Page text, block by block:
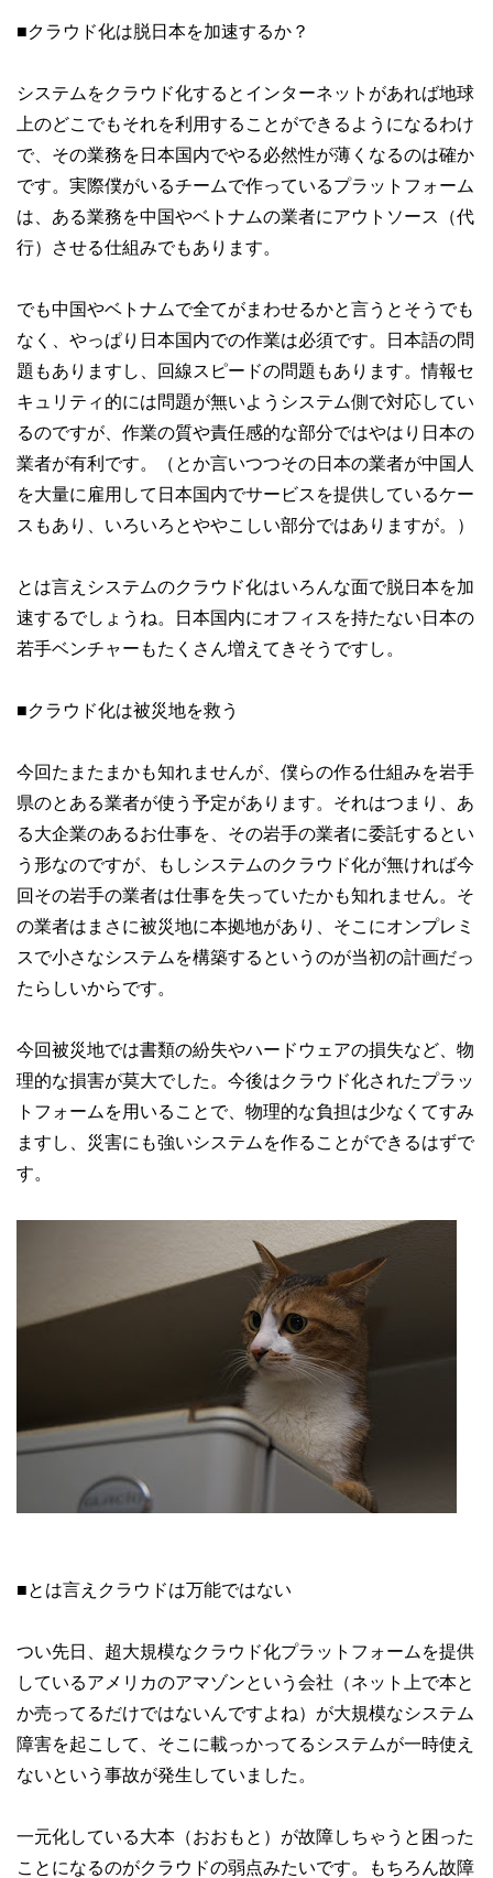
■クラウド化は脱日本を加速するか？
システムをクラウド化するとインターネットがあれば地球
上のどこでもそれを利用することができるようになるわけ
で、その業務を日本国内でやる必然性が薄くなるのは確か
です。実際僕がいるチームで作っているプラットフォーム
は、ある業務を中国やベトナムの業者にアウトソース（代
行）させる仕組みでもあります。
でも中国やベトナムで全てがまわせるかと言うとそうでも
なく、やっぱり日本国内での作業は必須です。日本語の問
題もありますし、回線スピードの問題もあります。情報セ
キュリティ的には問題が無いようシステム側で対応してい
るのですが、作業の質や責任感的な部分ではやはり日本の
業者が有利です。（とか言いつつその日本の業者が中国人
を大量に雇用して日本国内でサービスを提供しているケー
スもあり、いろいろとややこしい部分ではありますが。）
とは言えシステムのクラウド化はいろんな面で脱日本を加
速するでしょうね。日本国内にオフィスを持たない日本の
若手ベンチャーもたくさん増えてきそうですし。
■クラウド化は被災地を救う
今回たまたまかも知れませんが、僕らの作る仕組みを岩手
県のとある業者が使う予定があります。それはつまり、あ
る大企業のあるお仕事を、その岩手の業者に委託するとい
う形なのですが、もしシステムのクラウド化が無ければ今
回その岩手の業者は仕事を失っていたかも知れません。そ
の業者はまさに被災地に本拠地があり、そこにオンプレミ
スで小さなシステムを構築するというのが当初の計画だっ
たらしいからです。
今回被災地では書類の紛失やハードウェアの損失など、物
理的な損害が莫大でした。今後はクラウド化されたプラッ
トフォームを用いることで、物理的な負担は少なくてすみ
ますし、災害にも強いシステムを作ることができるはずで
す。
■とは言えクラウドは万能ではない
つい先日、超大規模なクラウド化プラットフォームを提供
しているアメリカのアマゾンという会社（ネット上で本と
か売ってるだけではないんですよね）が大規模なシステム
障害を起こして、そこに載っかってるシステムが一時使え
ないという事故が発生していました。
一元化している大本（おおもと）が故障しちゃうと困った
ことになるのがクラウドの弱点みたいです。もちろん故障